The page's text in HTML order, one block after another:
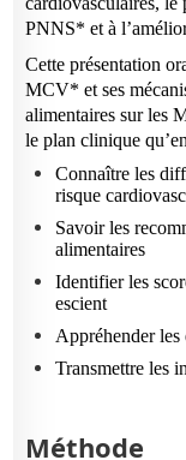
PNNS* et à
Cette présentation
MCV* et ses
alimentaires sur les
le plan clinique
Connaître les
risque
Savoir les
alimentaires
Identifier les
escient
Appréhender
Transmettre les
Méthode